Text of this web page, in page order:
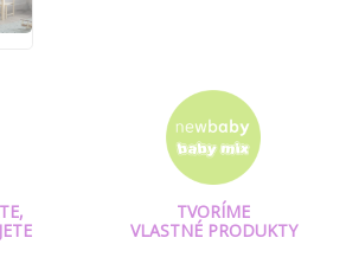
TVORÍME
VLASTNÉ PRODUKTY